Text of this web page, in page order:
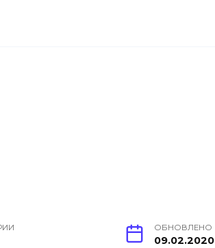
ОБНОВЛЕНО
09.02.2020